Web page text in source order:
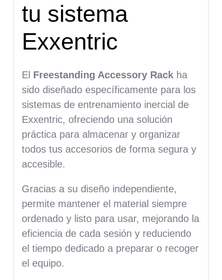
tu sistema
Exxentric
El Freestanding Accessory Rackha
sido diseñado específicamente para los
sistemas de entrenamiento inercial de
Exxentric, ofreciendo una solución
práctica para almacenar y organizar
todos tus accesorios de forma segura y
accesible.
Gracias a su diseño independiente,
permite mantener el material siempre
ordenado y listo para usar, mejorando la
eficiencia de cada sesión y reduciendo
el tiempo dedicado a preparar o recoger
el equipo.